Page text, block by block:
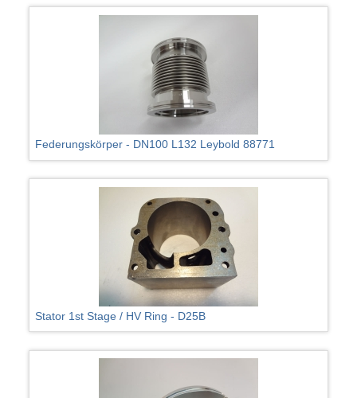
Federungskörper - DN100 L132 Leybold 88771
Stator 1st Stage / HV Ring - D25B